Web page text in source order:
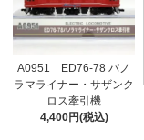
A0951 ED76-78 パノ
ラマライナー・サザンク
ロス牽引機
4,400円(税込)